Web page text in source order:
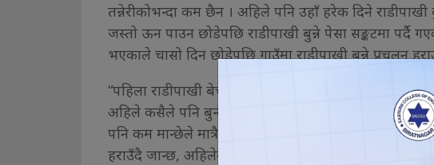
तन्नेरीकोभन्दा कम छैन । अहिले पनि उहाँ हरेक दिने
जस्तो ऊन पाउन छोडेपछि राडीपाखी बुन्ने पेसा सङ्कटमा पर्दै
भएकाले चासो दिन छोडेपछि गाउँमा राडीपाखी बुन्ने प्रचलन
“पहिला राडीपाखी बेचेरै खान लाउन पुगेको पुग्थ्यो, घर व्यवहार
अहिले कसैले पनि बुन्दैन हामी बूढाबूढी भैँयो, हातपाखुरा
पनि कम मान्छेले मात्रै पाल्ने गर्छन्, ऊन पनि पाउन मुस्किल
हराउँदै जान्छ, अहिलेनै धेरै कम भएको छ ।”